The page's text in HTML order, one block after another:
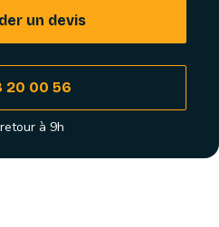
un devis
20 00 56
à 9h